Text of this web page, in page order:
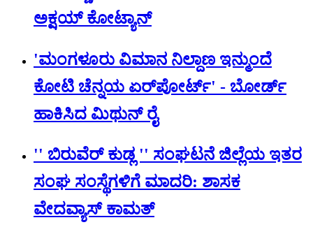
ಅಕ್ಷಯ್ ಕೋಟ್ಯಾನ್
'ಮಂಗಳೂರು ವಿಮಾನ ನಿಲ್ದಾಣ ಇನ್ಮುಂದೆ
ಕೋಟಿ ಚೆನ್ನಯ ಏರ್‌‌ಪೋರ್ಟ್' - ಬೋರ್ಡ್
ಹಾಕಿಸಿದ ಮಿಥುನ್‌ ರೈ
'' ಬಿರುವೆರ್ ಕುಡ್ಲ '' ಸಂಘಟನೆ ಜಿಲ್ಲೆಯ ಇತರ
ಸಂಘ ಸಂಸ್ಥೆಗಳಿಗೆ ಮಾದರಿ: ಶಾಸಕ
ವೇದವ್ಯಾಸ್ ಕಾಮತ್